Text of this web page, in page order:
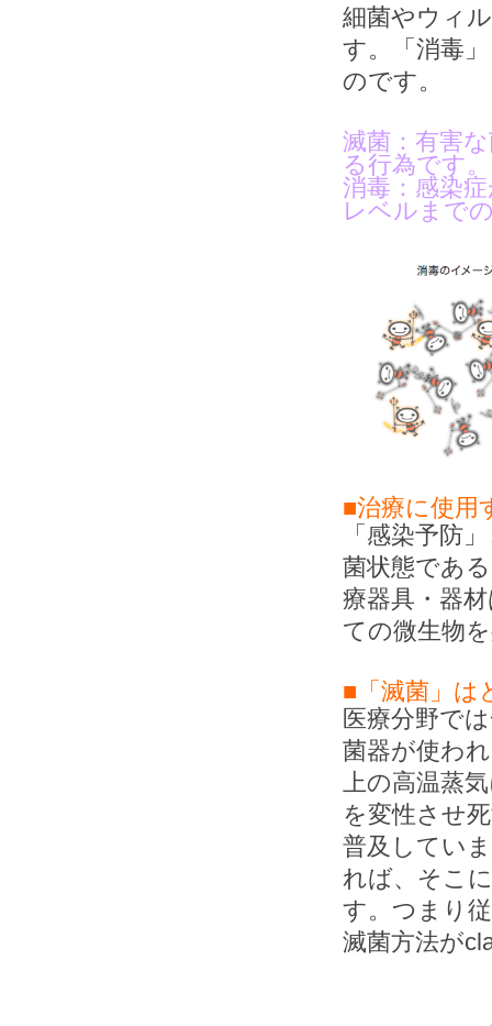
細菌やウィ
す。「消毒
のです。
滅菌：有害
る行為です。
消毒：感染
レベルまで
■治療に使用
「感染予防
菌状態であ
療器具・器
ての微生物
■「滅菌」は
医療分野で
菌器が使わ
上の高温蒸
を変性させ
普及してい
れば、そこ
す。つまり
滅菌方法が